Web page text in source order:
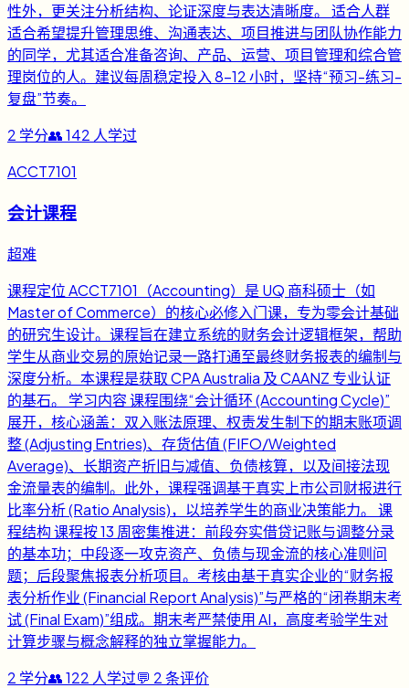
性外，更关注分析结构、论证深度与表达清晰度。 适合人群
适合希望提升管理思维、沟通表达、项目推进与团队协作能力
的同学，尤其适合准备咨询、产品、运营、项目管理和综合管
理岗位的人。建议每周稳定投入 8-12 小时，坚持“预习-练习-
复盘”节奏。
2 学分👥142 人学过
ACCT7101
会计课程
超难
课程定位 ACCT7101（Accounting）是 UQ 商科硕士（如
Master of Commerce）的核心必修入门课，专为零会计基础
的研究生设计。课程旨在建立系统的财务会计逻辑框架，帮助
学生从商业交易的原始记录一路打通至最终财务报表的编制与
深度分析。本课程是获取 CPA Australia 及 CAANZ 专业认证
的基石。 学习内容 课程围绕“会计循环 (Accounting Cycle)”
展开，核心涵盖：双入账法原理、权责发生制下的期末账项调
整 (Adjusting Entries)、存货估值 (FIFO/Weighted
Average)、长期资产折旧与减值、负债核算，以及间接法现
金流量表的编制。此外，课程强调基于真实上市公司财报进行
比率分析 (Ratio Analysis)，以培养学生的商业决策能力。 课
程结构 课程按 13 周密集推进：前段夯实借贷记账与调整分录
的基本功；中段逐一攻克资产、负债与现金流的核心准则问
题；后段聚焦报表分析项目。考核由基于真实企业的“财务报
表分析作业 (Financial Report Analysis)”与严格的“闭卷期末考
试 (Final Exam)”组成。期末考严禁使用 AI，高度考验学生对
计算步骤与概念解释的独立掌握能力。
2 学分👥122 人学过💬 2条评价